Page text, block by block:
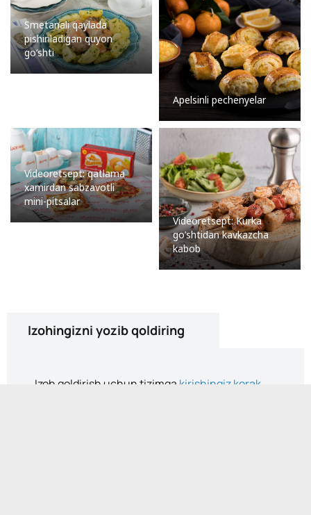
Smetanali qaylada
pishiriladigan quyon
go’shti
Apelsinli pechenyelar
Videoretsept: qatlama
xamirdan sabzavotli
mini-pitsalar
Videoretsept: Kurka
go’shtidan kavkazcha
kabob
Izohingizni yozib qoldiring
Izoh qoldirish uchun tizimga kirishingiz kerak